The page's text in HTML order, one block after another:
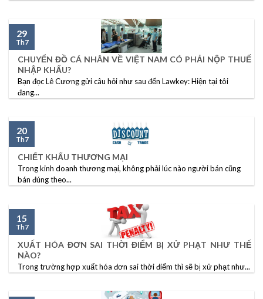
CHUYỂN ĐỒ CÁ NHÂN VỀ VIỆT NAM CÓ PHẢI NỘP THUẾ
NHẬP KHẨU?
Bạn đọc Lê Cương gửi câu hỏi như sau đến Lawkey: Hiện tại tôi
đang...
29
Th7
CHIẾT KHẤU THƯƠNG MẠI
Trong kinh doanh thương mại, không phải lúc nào người bán cũng
bán đúng theo...
20
Th7
XUẤT HÓA ĐƠN SAI THỜI ĐIỂM BỊ XỬ PHẠT NHƯ THẾ
NÀO?
Trong trường hợp xuất hóa đơn sai thời điểm thì sẽ bị xử phạt như...
15
Th7